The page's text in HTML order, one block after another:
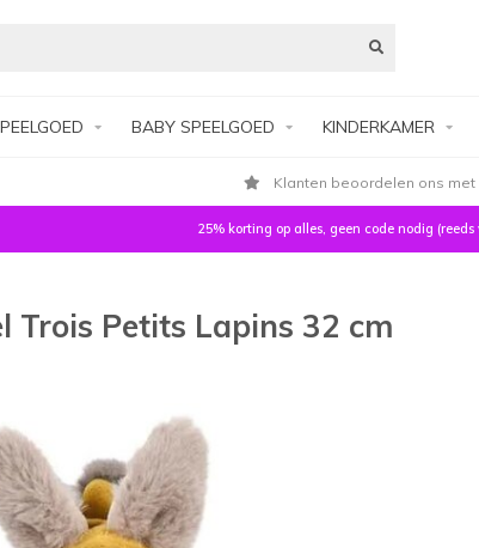
BABY SPEELGOED KINDERKAMER
Klanten beoordelen ons met
25% korting op alles, geen code nodig (reeds
Trois Petits Lapins 32 cm